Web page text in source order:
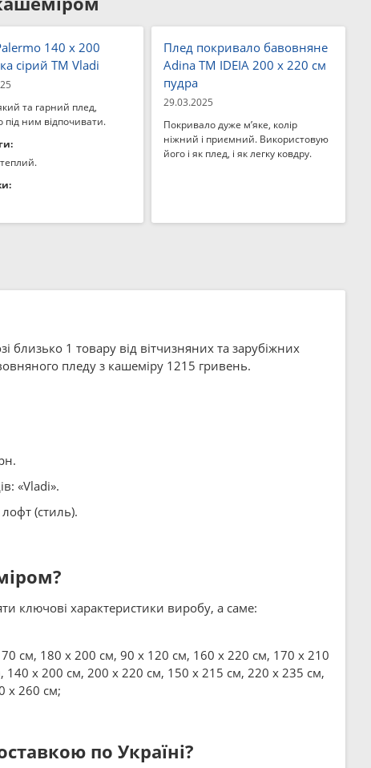
140 x 200
сірий ТМ Vladi
та гарний плед,
під ним відпочивати.
Плед покривало бавовняне
Adina TM IDEIA 200 x 220 см
пудра
29.03.2025
Покривало дуже м’яке, колір
ніжний і приємний. Використовую
його і як плед, і як легку ковдру.
1 товару від вітчизняних та зарубіжних
пледу з кашеміру 1215 гривень.
«Vladi».
(стиль).
ключові характеристики виробу, а саме:
см, 180 x 200 см, 90 x 120 см, 160 x 220 см, 170 x 210
x 200 см, 200 x 220 см, 150 x 215 см, 220 x 235 см,
x 260 см;
по Україні?